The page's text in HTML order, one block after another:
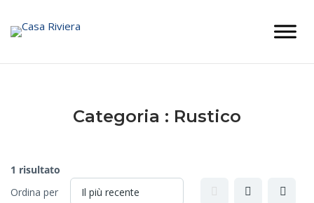
Categoria : Rustico
1 risultato
Ordina per